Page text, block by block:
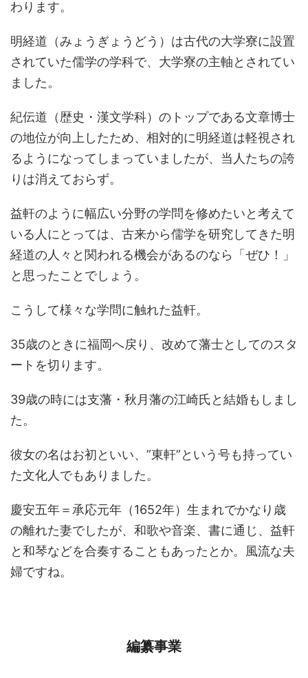
わります。
明経道（みょうぎょうどう）は古代の大学寮に設置
されていた儒学の学科で、大学寮の主軸とされてい
ました。
紀伝道（歴史・漢文学科）のトップである文章博士
の地位が向上したため、相対的に明経道は軽視され
るようになってしまっていましたが、当人たちの誇
りは消えておらず。
益軒のように幅広い分野の学問を修めたいと考えて
いる人にとっては、古来から儒学を研究してきた明
経道の人々と関われる機会があるのなら「ぜひ！」
と思ったことでしょう。
こうして様々な学問に触れた益軒。
35歳のときに福岡へ戻り、改めて藩士としてのスタ
ートを切ります。
39歳の時には支藩・秋月藩の江崎氏と結婚もしまし
た。
彼女の名はお初といい、”東軒”という号も持ってい
た文化人でもありました。
慶安五年＝承応元年（1652年）生まれでかなり歳
の離れた妻でしたが、和歌や音楽、書に通じ、益軒
と和琴などを合奏することもあったとか。風流な夫
婦ですね。
編纂事業